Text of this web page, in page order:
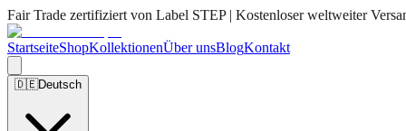
Fair Trade zertifiziert von Label STEP | Kostenloser weltweiter
StartseiteShopKollektionenÜber unsBlogKontakt
🇩🇪Deutsch